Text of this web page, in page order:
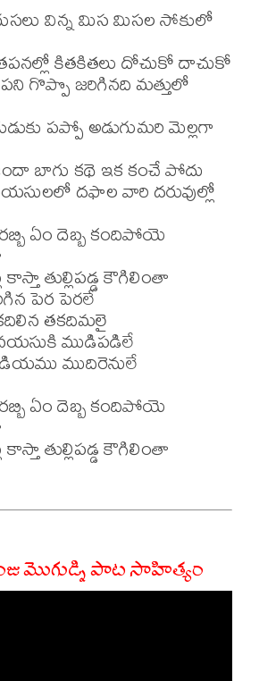
విన్న మిస మిసల సోకులో
కితకితలు దోచుకో దాచుకో
గొప్పొ జరిగినది మత్తులో
పప్పో అడుగుమరి మెల్లగా
బాగు కథె ఇక కంచే పోదు
దఫాల వారి దరువుల్లో
ఏం దెబ్బ కందిపోయె
కాస్తా తుల్లిపడ్డ కౌగిలింతా
పెర పెరలే
తకదిమలై
ముడిపడిలే
ముదిరెనులే
ఏం దెబ్బ కందిపోయె
కాస్తా తుల్లిపడ్డ కౌగిలింతా
మొగుడ్ని పాట సాహిత్యం